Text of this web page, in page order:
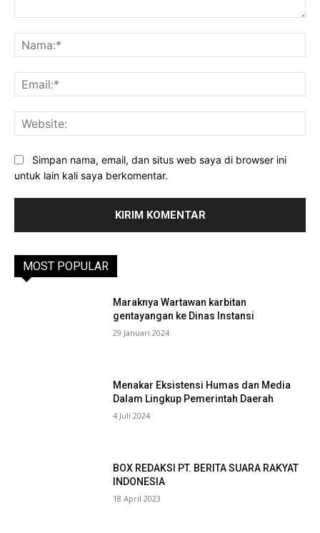
Simpan nama, email, dan situs web saya di browser ini
untuk lain kali saya berkomentar.
MOST POPULAR
Maraknya Wartawan karbitan
gentayangan ke Dinas Instansi
29 Januari 2024
Menakar Eksistensi Humas dan Media
Dalam Lingkup Pemerintah Daerah
4 Juli 2024
BOX REDAKSI PT. BERITA SUARA RAKYAT
INDONESIA
18 April 2023